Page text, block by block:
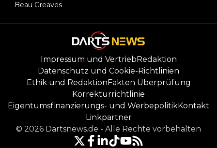
Beau Greaves
Impressum und VertriebRedaktion
Datenschutz und Cookie-Richtlinien
Ethik und RedaktionFakten Überprüfung
Korrekturrichtlinie
Eigentumsfinanzierungs- und WerbepolitikKontakt
Linkpartner
© 2026 Dartsnews.de - Alle Rechte vorbehalten